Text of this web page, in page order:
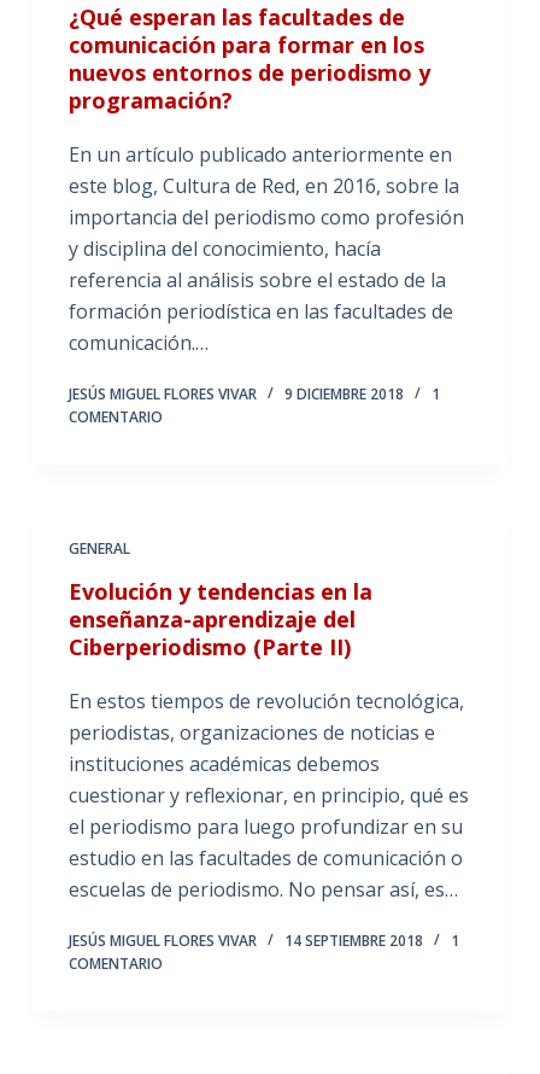
¿Qué esperan las facultades de
comunicación para formar en los
nuevos entornos de periodismo y
programación?
En un artículo publicado anteriormente en
este blog, Cultura de Red, en 2016, sobre la
importancia del periodismo como profesión
y disciplina del conocimiento, hacía
referencia al análisis sobre el estado de la
formación periodística en las facultades de
comunicación.…
JESÚS MIGUEL FLORES VIVAR 9 DICIEMBRE 2018
1
COMENTARIO
GENERAL
Evolución y tendencias en la
enseñanza-aprendizaje del
Ciberperiodismo (Parte II)
En estos tiempos de revolución tecnológica,
periodistas, organizaciones de noticias e
instituciones académicas debemos
cuestionar y reflexionar, en principio, qué es
el periodismo para luego profundizar en su
estudio en las facultades de comunicación o
escuelas de periodismo. No pensar así, es…
JESÚS MIGUEL FLORES VIVAR 14 SEPTIEMBRE 2018
1
COMENTARIO